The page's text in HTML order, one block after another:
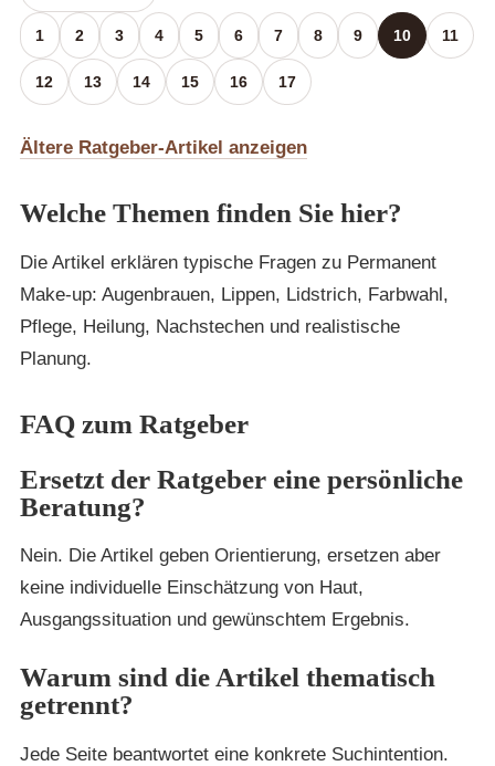
1 2 3 4 5 6 7 8 9 10 11
12 13 14 15 16 17
Ältere Ratgeber-Artikel anzeigen
Welche Themen finden Sie hier?
Die Artikel erklären typische Fragen zu Permanent
Make-up: Augenbrauen, Lippen, Lidstrich, Farbwahl,
Pflege, Heilung, Nachstechen und realistische
Planung.
FAQ zum Ratgeber
Ersetzt der Ratgeber eine persönliche
Beratung?
Nein. Die Artikel geben Orientierung, ersetzen aber
keine individuelle Einschätzung von Haut,
Ausgangssituation und gewünschtem Ergebnis.
Warum sind die Artikel thematisch
getrennt?
Jede Seite beantwortet eine konkrete Suchintention.